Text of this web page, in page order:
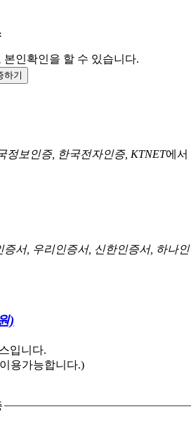
본인확인을 할 수 있습니다.
하기
정보인증, 한국전자인증, KTNET에서
증서, 우리인증서, 신한인증서, 하나
)
입니다.
이용가능합니다.)